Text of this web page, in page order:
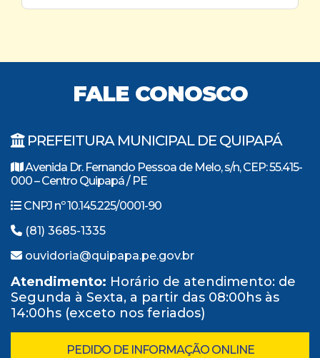
FALE CONOSCO
PREFEITURA MUNICIPAL DE QUIPAPÁ
Avenida Dr. Fernando Pessoa de Melo, s/n, CEP: 55.415-
000 – Centro Quipapá / PE
CNPJ nº 10.145.225/0001-90
(81) 3685-1335
ouvidoria@quipapa.pe.gov.br
Atendimento: Horário de atendimento: de
Segunda à Sexta, a partir das 08:00hs às
14:00hs (exceto nos feriados)
PEDIDO DE INFORMAÇÃO ONLINE